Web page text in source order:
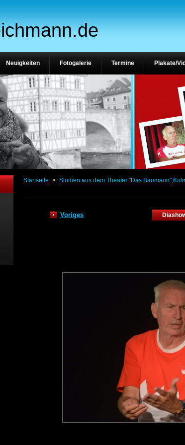
Startseite > Studien aus dem Theater "Das
Voriges
Neuigkeiten Fotogalerie Termine Plakate/